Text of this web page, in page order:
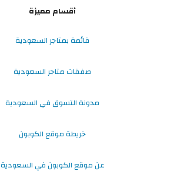
أقسام مميزة
قائمة بمتاجر السعودية
صفقات متاجر السعودية
مدونة التسوق في السعودية
خريطة موقع الكوبون
عن موقع الكوبون في السعودية